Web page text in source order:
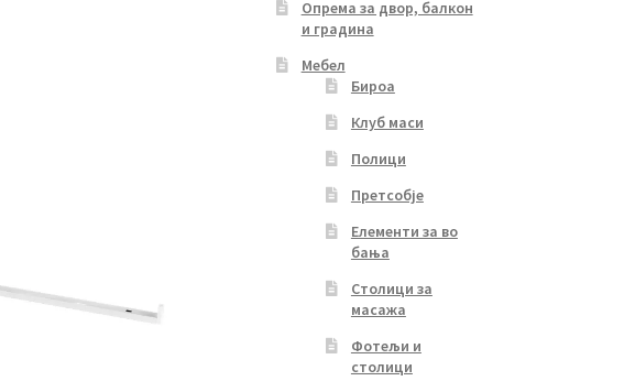
Опрема за двор, балкон
и градина
Мебел
Бироа
Клуб маси
Полици
Претсобје
Елементи за во
бања
Столици за
масажа
Фотељи и
столици